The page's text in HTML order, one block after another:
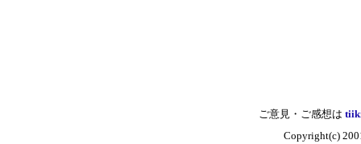
ご意見・ご感想は
Copyright(c)